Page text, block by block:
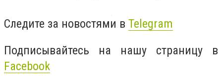
Следите за новостями в Telegram
Подписывайтесь на нашу страницу в
Facebook